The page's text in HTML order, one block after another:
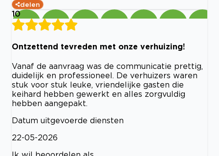
delen
10
Ontzettend tevreden met onze verhuizing!
Vanaf de aanvraag was de communicatie prettig,
duidelijk en professioneel. De verhuizers waren
stuk voor stuk leuke, vriendelijke gasten die
keihard hebben gewerkt en alles zorgvuldig
hebben aangepakt.
Datum uitgevoerde diensten
22-05-2026